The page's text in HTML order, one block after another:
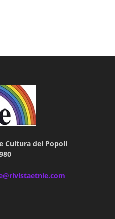
Cultura dei Popoli